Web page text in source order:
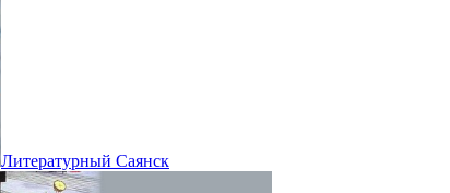
Литературный Саянск